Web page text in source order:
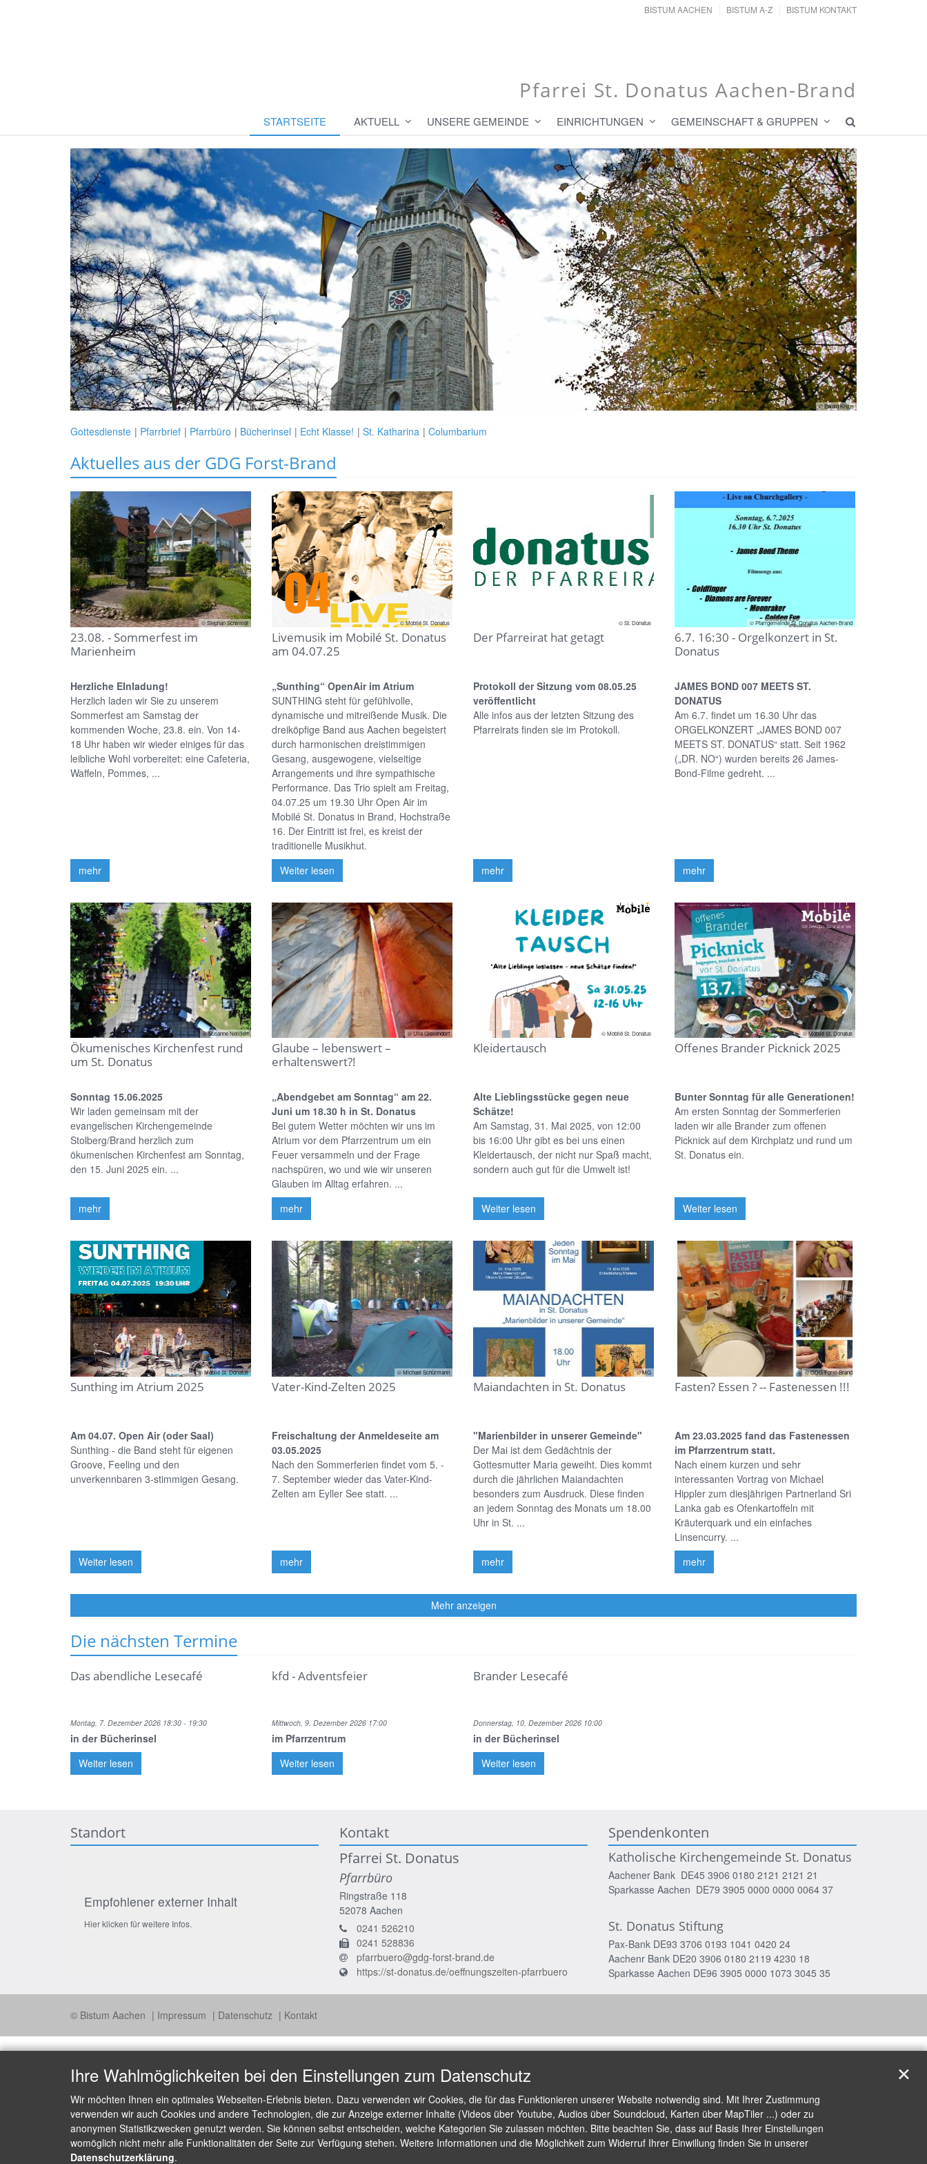
BISTUM AACHEN BISTUM A-Z BISTUM KONTAKT
Pfarrei St. Donatus Aachen-Brand
STARTSEITE AKTUELL UNSERE GEMEINDE EINRICHTUNGEN GEMEINSCHAFT & GRUPPEN
© Ewald Kreus
Gottesdienste Pfarrbrief Pfarrbüro Bücherinsel Echt Klasse! St. Katharina Columbarium
Aktuelles aus der GDG Forst-Brand
© Stephan Schirmel
23.08. - Sommerfest im
Marienheim
Herzliche EInladung!
Herzlich laden wir Sie zu unserem
Sommerfest am Samstag der
kommenden Woche, 23.8. ein. Von 14-
18 Uhr haben wir wieder einiges für das
leibliche Wohl vorbereitet: eine Cafeteria,
Waffeln, Pommes, ...
mehr
© Mobilé St. Donatus
Livemusik im Mobilé St. Donatus
am 04.07.25
„Sunthing“ OpenAir im Atrium
SUNTHING steht für gefühlvolle,
dynamische und mitreißende Musik. Die
dreiköpfige Band aus Aachen begeistert
durch harmonischen dreistimmigen
Gesang, ausgewogene, vielseitige
Arrangements und ihre sympathische
Performance. Das Trio spielt am Freitag,
04.07.25 um 19.30 Uhr Open Air im
Mobilé St. Donatus in Brand, Hochstraße
16. Der Eintritt ist frei, es kreist der
traditionelle Musikhut.
Weiter lesen
© St. Donatus
Der Pfarreirat hat getagt
Protokoll der Sitzung vom 08.05.25
veröffentlicht
Alle infos aus der letzten Sitzung des
Pfarreirats finden sie im Protokoll.
mehr
© Pfarrgemeinde St. Donatus Aachen-Brand
6.7. 16:30 - Orgelkonzert in St.
Donatus
JAMES BOND 007 MEETS ST.
DONATUS
Am 6.7. findet um 16.30 Uhr das
ORGELKONZERT „JAMES BOND 007
MEETS ST. DONATUS“ statt. Seit 1962
(„DR. NO“) wurden bereits 26 James-
Bond-Filme gedreht. ...
mehr
© Susanne Nelißen
Ökumenisches Kirchenfest rund
um St. Donatus
Sonntag 15.06.2025
Wir laden gemeinsam mit der
evangelischen Kirchengemeinde
Stolberg/Brand herzlich zum
ökumenischen Kirchenfest am Sonntag,
den 15. Juni 2025 ein. ...
mehr
© Ulla Giesendorf
Glaube – lebenswert –
erhaltenswert?!
„Abendgebet am Sonntag“ am 22.
Juni um 18.30 h in St. Donatus
Bei gutem Wetter möchten wir uns im
Atrium vor dem Pfarrzentrum um ein
Feuer versammeln und der Frage
nachspüren, wo und wie wir unseren
Glauben im Alltag erfahren. ...
mehr
© Mobilé St. Donatus
Kleidertausch
Alte Lieblingsstücke gegen neue
Schätze!
Am Samstag, 31. Mai 2025, von 12:00
bis 16:00 Uhr gibt es bei uns einen
Kleidertausch, der nicht nur Spaß macht,
sondern auch gut für die Umwelt ist!
Weiter lesen
© Mobilé St. Donatus
Offenes Brander Picknick 2025
Bunter Sonntag für alle Generationen!
Am ersten Sonntag der Sommerferien
laden wir alle Brander zum offenen
Picknick auf dem Kirchplatz und rund um
St. Donatus ein.
Weiter lesen
© Mobilé St. Donatus
Sunthing im Atrium 2025
Am 04.07. Open Air (oder Saal)
Sunthing - die Band steht für eigenen
Groove, Feeling und den
unverkennbaren 3-stimmigen Gesang.
Weiter lesen
© Michael Schürmann
Vater-Kind-Zelten 2025
Freischaltung der Anmeldeseite am
03.05.2025
Nach den Sommerferien findet vom 5. -
7. September wieder das Vater-Kind-
Zelten am Eyller See statt. ...
mehr
© MG
Maiandachten in St. Donatus
"Marienbilder in unserer Gemeinde"
Der Mai ist dem Gedächtnis der
Gottesmutter Maria geweiht. Dies kommt
durch die jährlichen Maiandachten
besonders zum Ausdruck. Diese finden
an jedem Sonntag des Monats um 18.00
Uhr in St. ...
mehr
© GDG Forst-Brand
Fasten? Essen ? -- Fastenessen !!!
Am 23.03.2025 fand das Fastenessen
im Pfarrzentrum statt.
Nach einem kurzen und sehr
interessanten Vortrag von Michael
Hippler zum diesjährigen Partnerland Sri
Lanka gab es Ofenkartoffeln mit
Kräuterquark und ein einfaches
Linsencurry. ...
mehr
Mehr anzeigen
Die nächsten Termine
Das abendliche Lesecafé
Montag, 7. Dezember 2026 18:30 - 19:30
in der Bücherinsel
Weiter lesen
kfd - Adventsfeier
Mittwoch, 9. Dezember 2026 17:00
im Pfarrzentrum
Weiter lesen
Brander Lesecafé
Donnerstag, 10. Dezember 2026 10:00
in der Bücherinsel
Weiter lesen
Standort
Empfohlener externer Inhalt
Hier klicken für weitere Infos.
Kontakt
Pfarrei St. Donatus
Pfarrbüro
Ringstraße 118
52078 Aachen
0241 526210
0241 528836
pfarrbuero@gdg-forst-brand.de
https://st-donatus.de/oeffnungszeiten-pfarrbuero
Spendenkonten
Katholische Kirchengemeinde St. Donatus
Aachener Bank DE45 3906 0180 2121 2121 21
Sparkasse Aachen DE79 3905 0000 0000 0064 37
St. Donatus Stiftung
Pax-Bank DE93 3706 0193 1041 0420 24
Aachenr Bank DE20 3906 0180 2119 4230 18
Sparkasse Aachen DE96 3905 0000 1073 3045 35
© Bistum Aachen Impressum Datenschutz Kontakt
Ihre Wahlmöglichkeiten bei den Einstellungen zum Datenschutz
Wir möchten Ihnen ein optimales Webseiten-Erlebnis bieten. Dazu verwenden wir Cookies, die für das Funktionieren unserer Website notwendig sind. Mit Ihrer Zustimmung
verwenden wir auch Cookies und andere Technologien, die zur Anzeige externer Inhalte (Videos über Youtube, Audios über Soundcloud, Karten über MapTiler ...) oder zu
anonymen Statistikzwecken genutzt werden. Sie können selbst entscheiden, welche Kategorien Sie zulassen möchten. Bitte beachten Sie, dass auf Basis Ihrer Einstellungen
womöglich nicht mehr alle Funktionalitäten der Seite zur Verfügung stehen. Weitere Informationen und die Möglichkeit zum Widerruf Ihrer Einwillung finden Sie in unserer
Datenschutzerklärung.
✕